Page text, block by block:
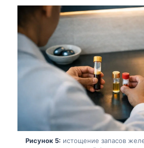
Рисунок 5: истощение запасов
Hrvatski
Slovenčina
پښتو
سنڌي
සිංහල
Galego